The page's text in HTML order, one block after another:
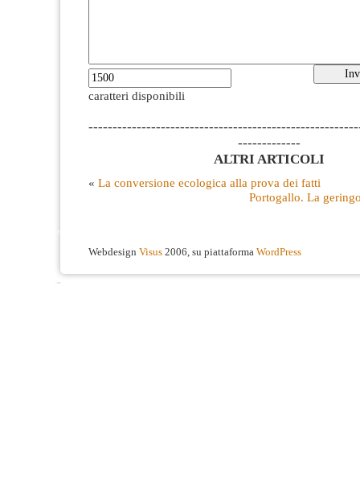
caratteri disponibili
-------------
ALTRI ARTICOLI
« La conversione ecologica alla prova dei fatti
Portogallo. La
Webdesign Visus 2006, su piattaforma WordPress